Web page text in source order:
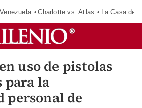
Charlotte vs. Atlas La Casa de
uso de pistolas
para la
personal de